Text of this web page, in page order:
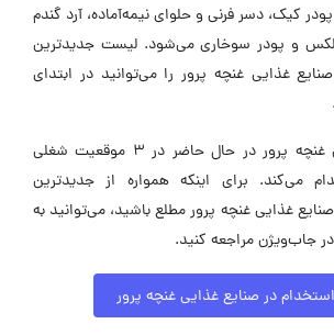
کیک، دسر فرنی و حلوای نیمه‌آماده، آرد گندم
و پودر سوخاری می‌شود. لیست جدیدترین
غذایی غنچه پرور را می‌توانید در ابتدای
صنایع غذایی غنچه پرور در حال حاضر در ۳ موقعیت شغلی
می‌کند. برای اینکه همواره از جدیدترین
غذایی غنچه پرور مطلع باشید، می‌توانید به
جاب‌ویژن مراجعه کنید.
در صنایع غذایی غنچه پرور